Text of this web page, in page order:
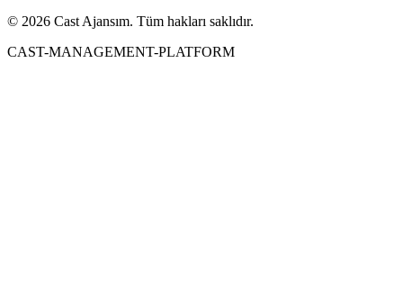
© 2026 Cast Ajansım. Tüm hakları saklıdır.
CAST-MANAGEMENT-PLATFORM